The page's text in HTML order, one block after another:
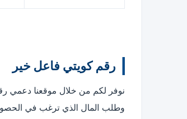
رقم كويتي فاعل خير
نوفر لكم من خلال موقعنا دعمي
وطلب المال الذي ترغب في الحصول